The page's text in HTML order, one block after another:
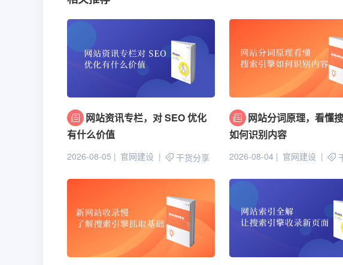
网站资讯专栏，对 SEO 优化
有什么价值
2026-08-05 官网建设 干货分享
网站分词原理，看懂
如何识别内容
2026-08-04 官网建设